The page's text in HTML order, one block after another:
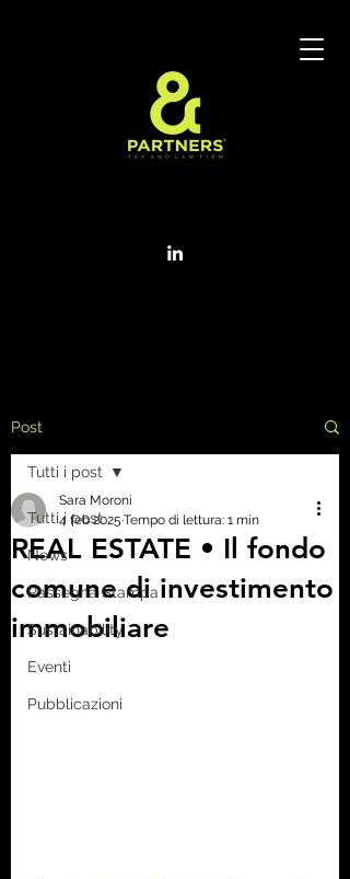
Post
Tutti i post
News
Rassegna Stampa
Sustainability
Eventi
Pubblicazioni
Tutti i post
REAL ESTATE • Il fondo
comune di investimento
immobiliare
Sara Moroni
4 feb 2025 Tempo di lettura: 1 min